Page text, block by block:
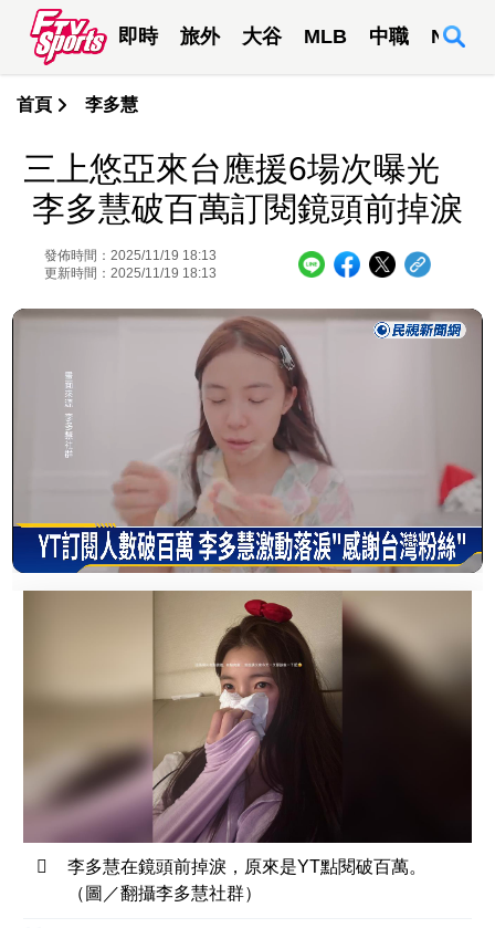
即時 旅外 大谷 MLB 中職 NBA
首頁 李多慧
三上悠亞來台應援6場次曝光
李多慧破百萬訂閱鏡頭前掉淚
發佈時間：2025/11/19 18:13
更新時間：2025/11/19 18:13
李多慧在鏡頭前掉淚，原來是YT點閱破百萬。
（圖／翻攝李多慧社群）